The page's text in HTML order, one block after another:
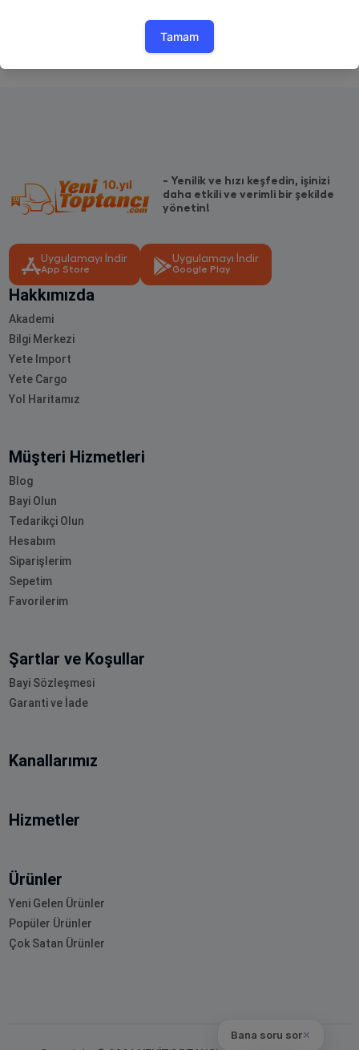
Bana soru sor✕
- Yenilik ve hızı keşfedin, işinizi
daha etkili ve verimli bir şekilde
yönetin!
Uygulamayı İndir
App Store
Uygulamayı İndir
Google Play
Hakkımızda
Akademi
Bilgi Merkezi
Yete Import
Yete Cargo
Yol Haritamız
Müşteri Hizmetleri
Blog
Bayi Olun
Tedarikçi Olun
Hesabım
Siparişlerim
Sepetim
Favorilerim
Şartlar ve Koşullar
Bayi Sözleşmesi
Garanti ve İade
Kanallarımız
Hizmetler
Ürünler
Yeni Gelen Ürünler
Popüler Ürünler
Çok Satan Ürünler